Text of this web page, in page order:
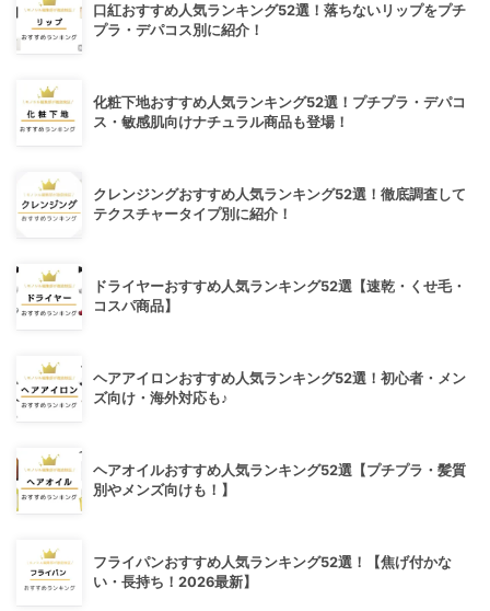
口紅おすすめ人気ランキング52選！落ちないリップをプチ
プラ・デパコス別に紹介！
化粧下地おすすめ人気ランキング52選！プチプラ・デパコ
ス・敏感肌向けナチュラル商品も登場！
クレンジングおすすめ人気ランキング52選！徹底調査して
テクスチャータイプ別に紹介！
ドライヤーおすすめ人気ランキング52選【速乾・くせ毛・
コスパ商品】
ヘアアイロンおすすめ人気ランキング52選！初心者・メン
ズ向け・海外対応も♪
ヘアオイルおすすめ人気ランキング52選【プチプラ・髪質
別やメンズ向けも！】
フライパンおすすめ人気ランキング52選！【焦げ付かな
い・長持ち！2026最新】